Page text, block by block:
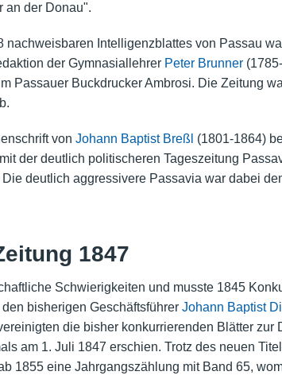
an der Donau".
nachweisbaren Intelligenzblattes von Passau
der Gymnasiallehrer Peter Brunner
Passauer Buckdrucker Ambrosi. Die Zeitung
von Johann Baptist Breßl (1801-1864)
der deutlich politischeren Tageszeitung
deutlich aggressivere Passavia war dabei
1847
Schwierigkeiten und musste 1845
bisherigen Geschäftsführer Johann Baptist
die bisher konkurrierenden Blätter zur
am 1. Juli 1847 erschien. Trotz des neuen
1855 eine Jahrgangszählung mit Band 65,